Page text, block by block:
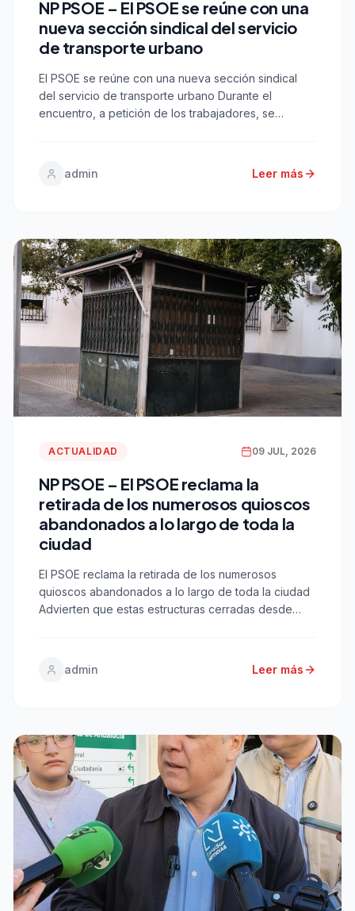
NP PSOE – El PSOE se reúne con una
nueva sección sindical del servicio
de transporte urbano
El PSOE se reúne con una nueva sección sindical
del servicio de transporte urbano Durante el
encuentro, a petición de los trabajadores, se
municipal socialista en el Ayuntamiento de Cádiz ha
mantenido una reunión de trabajo con los
admin Leer más
ACTUALIDAD 09 JUL, 2026
NP PSOE – El PSOE reclama la
retirada de los numerosos quioscos
abandonados a lo largo de toda la
ciudad
El PSOE reclama la retirada de los numerosos
quioscos abandonados a lo largo de toda la ciudad
Advierten que estas estructuras cerradas desde
Municipal Socialista en el Ayuntamiento de […]
admin Leer más